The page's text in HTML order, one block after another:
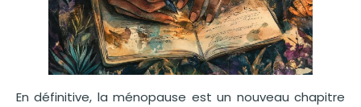
En définitive, la ménopause est un nouveau chapitre